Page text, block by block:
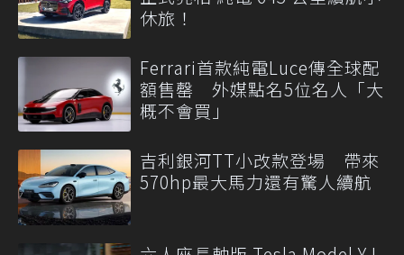
休旅！
Ferrari首款純電Luce傳全球配
額售罄 外媒點名5位名人「大
概不會買」
吉利銀河TT小改款登場 帶來
570hp最大馬力還有驚人續航